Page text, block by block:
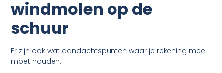
windmolen op de
schuur
Er zijn ook wat aandachtspunten waar je rekening mee
moet houden: